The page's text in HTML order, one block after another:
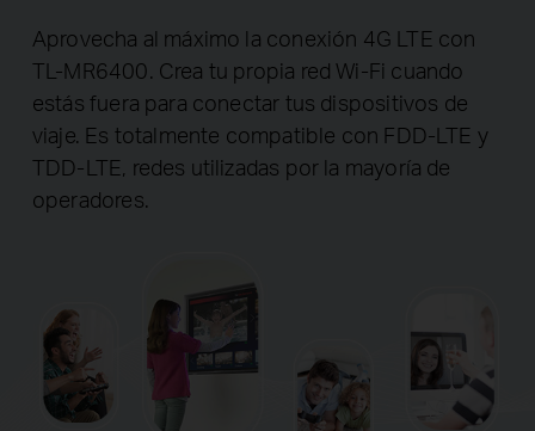
Aprovecha al máximo la conexión 4G LTE con
TL-MR6400. Crea tu propia red Wi-Fi cuando
estás fuera para conectar tus dispositivos de
viaje. Es totalmente compatible con FDD-LTE y
TDD-LTE, redes utilizadas por la mayoría de
operadores.